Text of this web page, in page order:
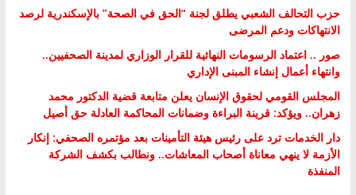
حزب التحالف الشعبي يطلق لجنة “الحق في الصحة” بالإسكندرية لرصد
الانتهاكات ودعم المرضى
صور .. اعتماد الرسومات النهائية للقرار الوزاري لمدينة الصحفيين..
وانتهاء أعمال إنشاء المبنى الإداري
المجلس القومي لحقوق الإنسان يعلن متابعة قضية الدكتور محمد
زهران.. ويؤكد: قرينة البراءة وضمانات المحاكمة العادلة حق أصيل
دار الخدمات ترد على رئيس هيئة التأمينات بعد مؤتمره الصحفي: إنكار
الأزمة لا ينهي معاناة أصحاب المعاشات.. ونطالب بكشف الشركة
المنفذة